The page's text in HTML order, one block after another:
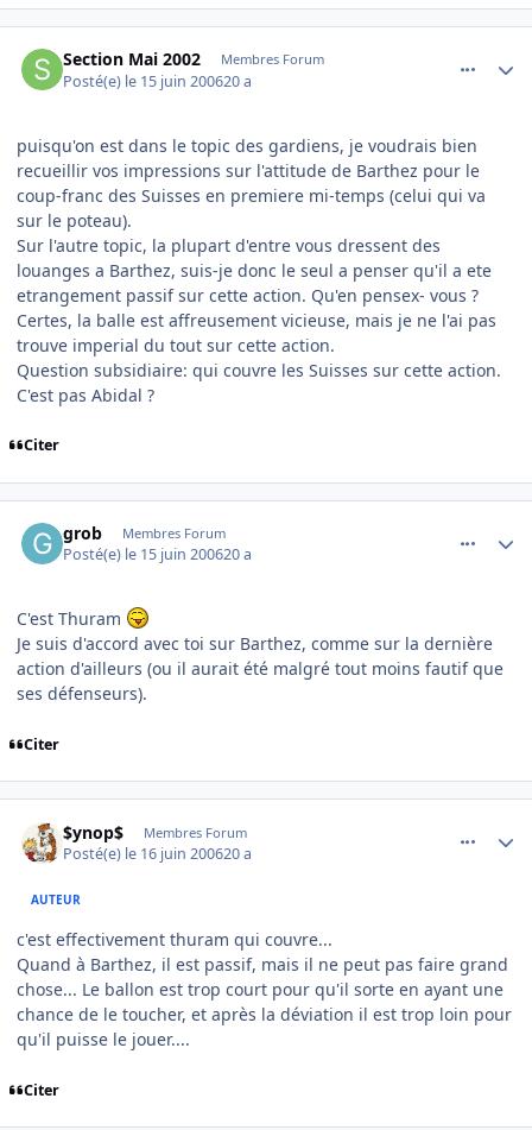
Section Mai 2002 Membres Forum
Posté(e) le 15 juin 200620 a
puisqu'on est dans le topic des gardiens, je voudrais bien
recueillir vos impressions sur l'attitude de Barthez pour le
coup-franc des Suisses en premiere mi-temps (celui qui va
sur le poteau).
Sur l'autre topic, la plupart d'entre vous dressent des
louanges a Barthez, suis-je donc le seul a penser qu'il a ete
etrangement passif sur cette action. Qu'en pensex- vous ?
Certes, la balle est affreusement vicieuse, mais je ne l'ai pas
trouve imperial du tout sur cette action.
Question subsidiaire: qui couvre les Suisses sur cette action.
C'est pas Abidal ?
Citer
grob Membres Forum
Posté(e) le 15 juin 200620 a
C'est Thuram
Je suis d'accord avec toi sur Barthez, comme sur la dernière
action d'ailleurs (ou il aurait été malgré tout moins fautif que
ses défenseurs).
Citer
$ynop$ Membres Forum
Posté(e) le 16 juin 200620 a
AUTEUR
c'est effectivement thuram qui couvre...
Quand à Barthez, il est passif, mais il ne peut pas faire grand
chose... Le ballon est trop court pour qu'il sorte en ayant une
chance de le toucher, et après la déviation il est trop loin pour
qu'il puisse le jouer....
Citer